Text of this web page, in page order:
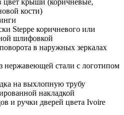
кости)
Steppe коричневого или
шлифовкой
в наружных зеркалах
нержавеющей стали с логотипом
на выхлопную трубу
накладкой
и ручки дверей цвета Ivoire